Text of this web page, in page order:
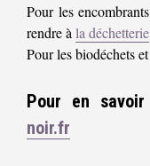
Pour les
rendre à la déchetterie
Pour les biodéchets
Pour en
noir.fr